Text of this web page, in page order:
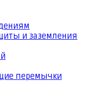
и заземления
перемычки